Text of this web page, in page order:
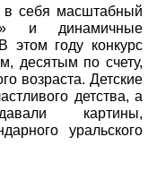
в себя масштабный
и динамичные
этом году конкурс
десятым по счету,
возраста. Детские
детства, а
картины,
уральского